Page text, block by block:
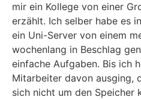
mir ein Kollege von einer
erzählt. Ich selber habe es
ein Uni-Server von einem
wochenlang in Beschlag
einfache Aufgaben. Bis ich
Mitarbeiter davon ausging,
sich nicht um den Speicher